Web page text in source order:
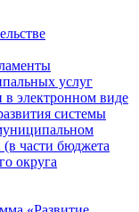
услуг
электронном виде
системы
(в части бюджета
округа